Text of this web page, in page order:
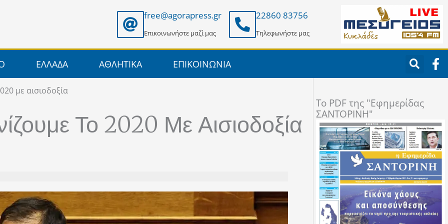
free@agorapress.gr
Επικοινωνήστε μαζί μας
22860 83756
Τηλεφωνήστε μας
ΕΛΛΑΔΑ ΑΘΛΗΤΙΚΑ ΕΠΙΚΟΙΝΩΝΙΑ F
a
c
o
k
-
f
με αισιοδοξία
Το 2020 Με Αισιοδοξία
To PDF της "Εφημερίδας
ΣΑΝΤΟΡΙΝΗ"